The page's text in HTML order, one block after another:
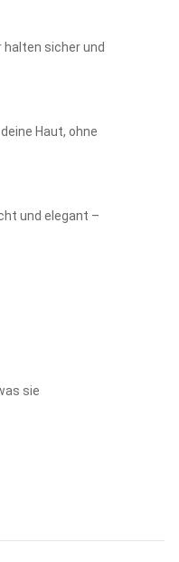
sicher und
Haut, ohne
und elegant –
sie